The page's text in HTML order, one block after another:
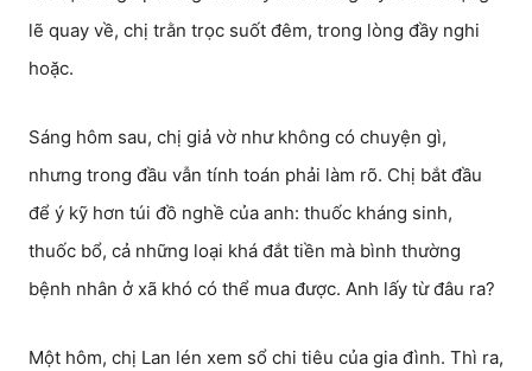
lẽ quay về, chị trằn trọc suốt đêm, trong lòng đầy nghi
hoặc.
Sáng hôm sau, chị giả vờ như không có chuyện gì,
nhưng trong đầu vẫn tính toán phải làm rõ. Chị bắt đầu
để ý kỹ hơn túi đồ nghề của anh: thuốc kháng sinh,
thuốc bổ, cả những loại khá đắt tiền mà bình thường
bệnh nhân ở xã khó có thể mua được. Anh lấy từ đâu ra?
Một hôm, chị Lan lén xem sổ chi tiêu của gia đình. Thì ra,